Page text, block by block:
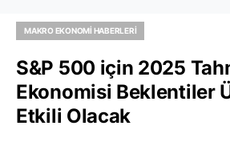
MAKRO EKONOMI HABERLERI
S&P 500 için 2025
Ekonomisi Beklentiler
Etkili Olacak